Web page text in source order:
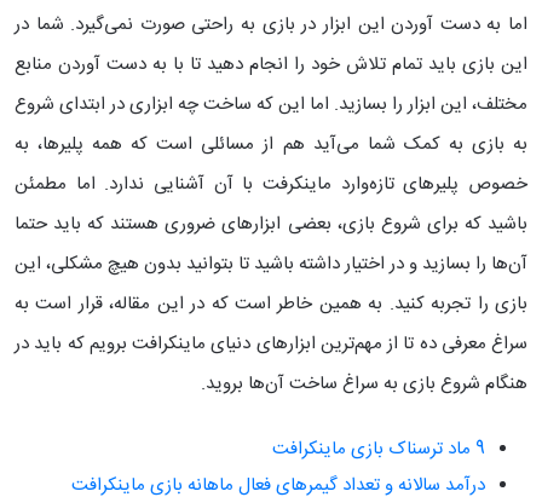
اما به دست آوردن این ابزار در بازی به راحتی صورت نمی‌گیرد. شما در
این بازی باید تمام تلاش خود را انجام دهید تا با به دست آوردن منابع
مختلف، این ابزار را بسازید. اما این که ساخت چه ابزاری در ابتدای شروع
به بازی به کمک شما می‌آید هم از مسائلی است که همه پلیرها، به
خصوص پلیرهای تازه‌وارد ماینکرفت با آن آشنایی ندارد. اما مطمئن
باشید که برای شروع بازی، بعضی ابزارهای ضروری هستند که باید حتما
آن‌ها را بسازید و در اختیار داشته باشید تا بتوانید بدون هیچ مشکلی، این
بازی را تجربه کنید. به همین خاطر است که در این مقاله، قرار است به
سراغ معرفی ده تا از مهم‌ترین ابزارهای دنیای ماینکرافت برویم که باید در
هنگام شروع بازی به سراغ ساخت آن‌ها بروید.
9 ماد ترسناک‌ بازی ماینکرافت
درآمد سالانه و تعداد گیمرهای فعال ماهانه بازی ماینکرافت